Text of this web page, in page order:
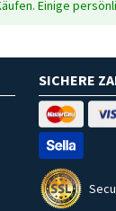
Einige
SICHERE